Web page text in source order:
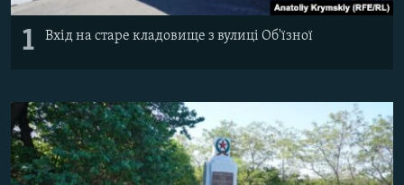
1 Вхід на старе кладовище з вулиці Об'їзної